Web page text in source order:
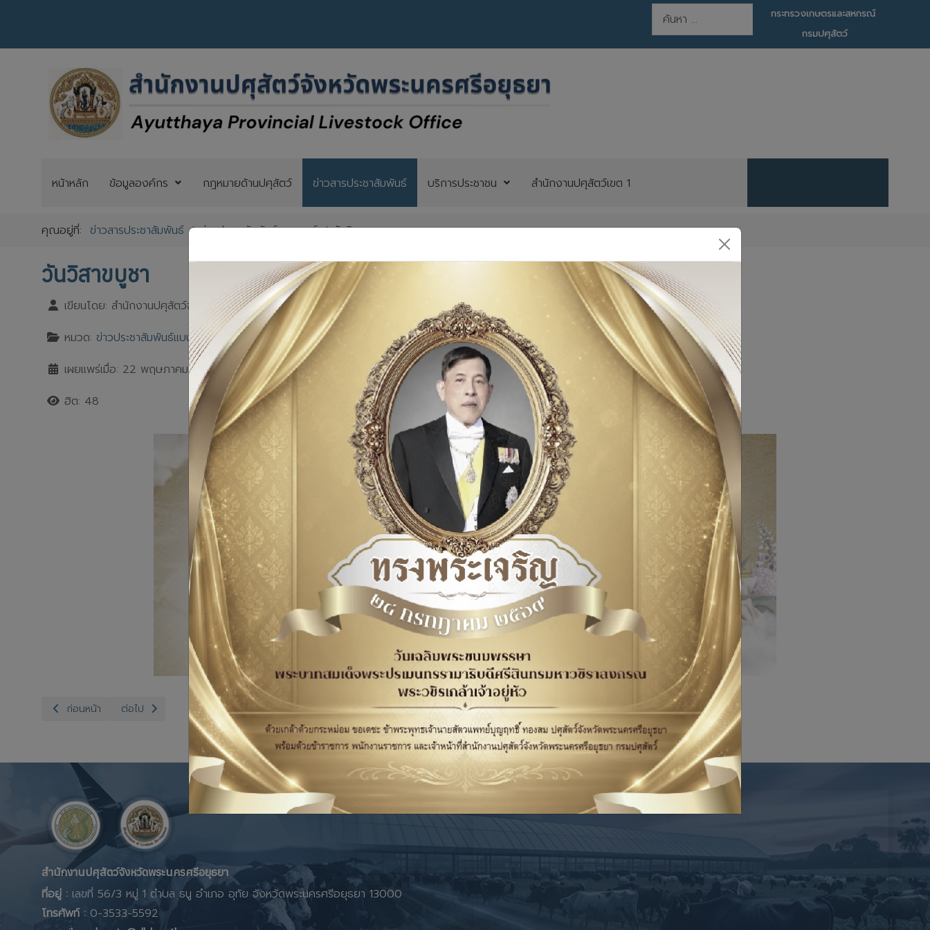
การค้นหา
กระทรวงเกษตรและสหกรณ์
กรมปศุสัตว์
หน้าหลัก ข้อมูลองค์กร กฎหมายด้านปศุสัตว์ ข่าวสารประชาสัมพันธ์ บริการประชาชน สำนักงานปศุสัตว์เขต 1
คุณอยู่ที่:ข่าวสารประชาสัมพันธ์ ข่าวประชาสัมพันธ์แบนเนอร์ วันวิสาขบูชา
วันวิสาขบูชา
เขียนโดย: สำนักงานปศุสัตว์จังหวัดพระนครศรีอยุธยา
หมวด:ข่าวประชาสัมพันธ์แบนเนอร์
เผยแพร่เมื่อ: 22 พฤษภาคม 2569
ฮิต: 48
เนื้อหาก่อนหน้า: วันดื่มนมโลก 2569
ก่อนหน้า เนื้อหาถัดไป: วันพืชมงคล 13 พฤษภาคม 2569
ต่อไป
สำนักงานปศุสัตว์จังหวัดพระนครศรีอยุธยา
ที่อยู่ : เลขที่ 56/3 หมู่ 1 ตำบล ธนู อำเภอ อุทัย จังหวัดพระนครศรีอยุธยา 13000
โทรศัพท์ : 0-3533-5592